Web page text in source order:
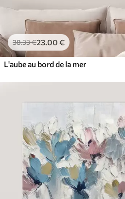
38.33€23.00 €
L'aube au bord de la mer